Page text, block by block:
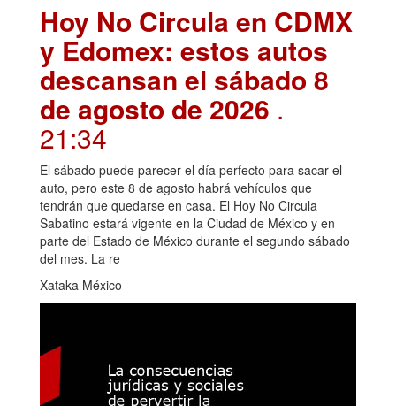
Hoy No Circula en CDMX
y Edomex: estos autos
descansan el sábado 8
de agosto de 2026 .
21:34
El sábado puede parecer el día perfecto para sacar el
auto, pero este 8 de agosto habrá vehículos que
tendrán que quedarse en casa. El Hoy No Circula
Sabatino estará vigente en la Ciudad de México y en
parte del Estado de México durante el segundo sábado
del mes. La re
Xataka México